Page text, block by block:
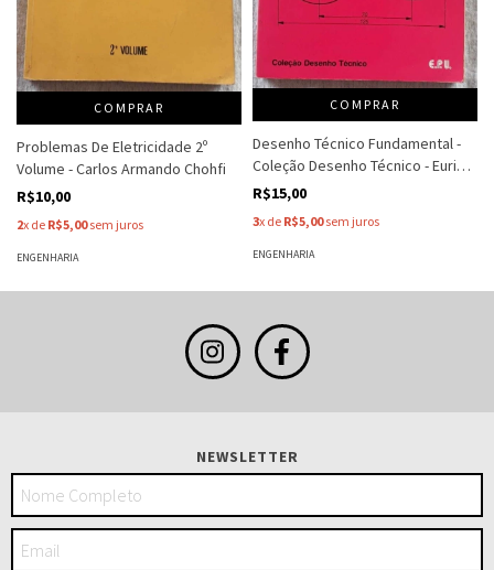
COMPRAR
Problemas De Eletricidade 2º
Volume - Carlos Armando Chohfi
R$10,00
2x de R$5,00sem juros
ENGENHARIA
COMPRAR
Desenho Técnico Fundamental -
Coleção Desenho Técnico - Eurico
De Oliveira E Silva - Evando
R$15,00
3x de R$5,00sem juros
ENGENHARIA
NEWSLETTER